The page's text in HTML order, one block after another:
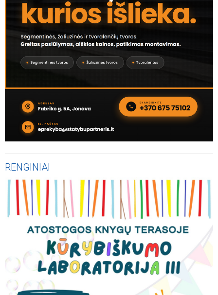
RENGINIAI